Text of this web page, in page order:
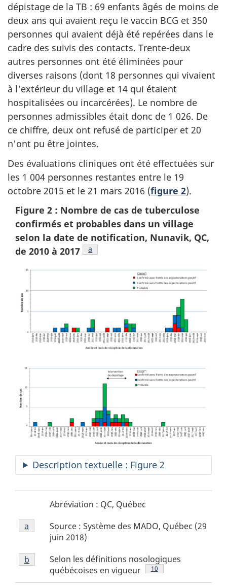
dépistage de la TB : 69 enfants âgés de moins de
deux ans qui avaient reçu le vaccin BCG et 350
personnes qui avaient déjà été repérées dans le
cadre des suivis des contacts. Trente-deux
autres personnes ont été éliminées pour
diverses raisons (dont 18 personnes qui vivaient
à l'extérieur du village et 14 qui étaient
hospitalisées ou incarcérées). Le nombre de
personnes admissibles était donc de 1 026. De
ce chiffre, deux ont refusé de participer et 20
n'ont pu être jointes.
Des évaluations cliniques ont été effectuées sur
les 1 004 personnes restantes entre le 19
octobre 2015 et le 21 mars 2016 (figure 2).
Figure 2 : Nombre de cas de tuberculose
confirmés et probables dans un village
selon la date de notification, Nunavik, QC,
de 2010 à 2017 Figure 2 note
a
Figure 2 note
Description textuelle : Figure 2
N
t
s
d
abréviation
Abréviation : QC, Québec
Figure
2
a
Source : Système des MADO, Québec (29
juin 2018)
Retour à la référence de la note
a de la figure 2
Figure
2
Selon les définitions nosologiques
québécoises en vigueur
Footnote
10
Retour à la référence de la note
b de la figure 2